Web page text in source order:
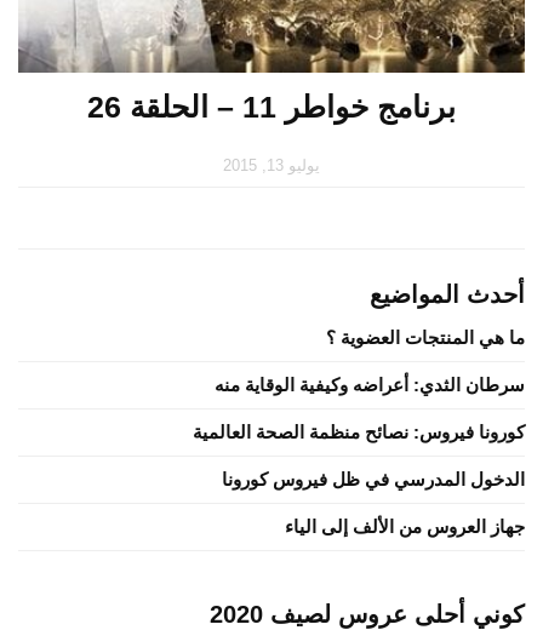
برنامج خواطر 11 – الحلقة 26
يوليو 13, 2015
أحدث المواضيع
ما هي المنتجات العضوية ؟
سرطان الثدي: أعراضه وكيفية الوقاية منه
كورونا فيروس: نصائح منظمة الصحة العالمية
الدخول المدرسي في ظل فيروس كورونا
جهاز العروس من الألف إلى الياء
كوني أحلى عروس لصيف 2020